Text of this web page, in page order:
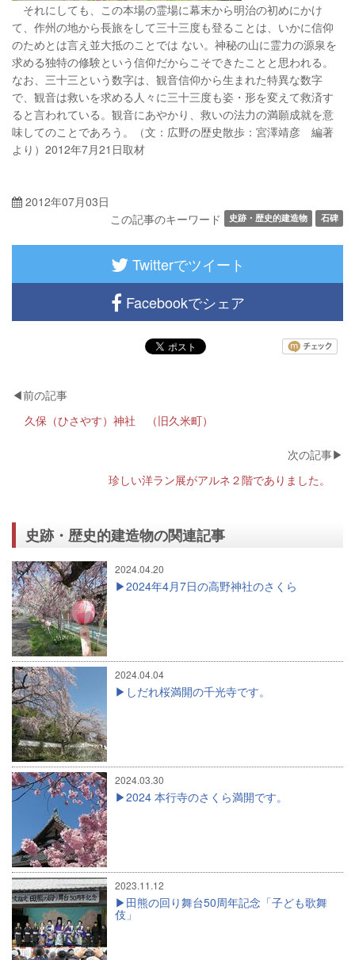
それにしても、この本場の霊場に幕末から明治の初めにかけ
て、作州の地から長旅をして三十三度も登ることは、いかに信仰
のためとは言え並大抵のことでは ない。神秘の山に霊力の源泉を
求める独特の修験という信仰だからこそできたことと思われる。
なお、三十三という数字は、観音信仰から生まれた特異な数字
で、観音は救いを求める人々に三十三度も姿・形を変えて救済す
ると言われている。観音にあやかり、救いの法力の満願成就を意
味してのことであろう。（文：広野の歴史散歩：宮澤靖彦 編著
より）2012年7月21日取材
2012年07月03日
この記事のキーワード
史跡・歴史的建造物 石碑
Twitterでツイート
Facebookでシェア
久保（ひさやす）神社 （旧久米町）
珍しい洋ラン展がアルネ２階でありました。
史跡・歴史的建造物の関連記事
2024.04.20
2024年4月7日の高野神社のさくら
2024.04.04
しだれ桜満開の千光寺です。
2024.03.30
2024 本行寺のさくら満開です。
2023.11.12
田熊の回り舞台50周年記念「子ども歌舞
伎」